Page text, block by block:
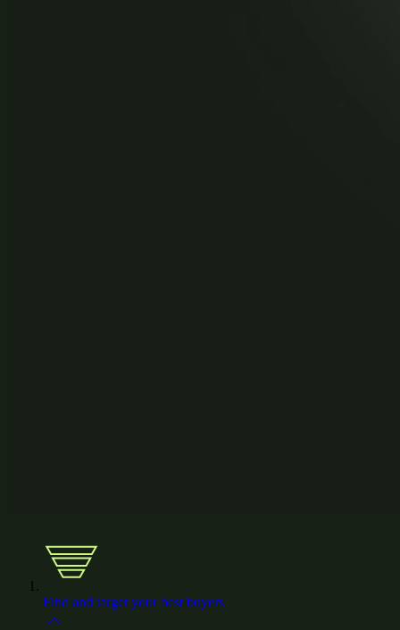
Find and target your best buyers